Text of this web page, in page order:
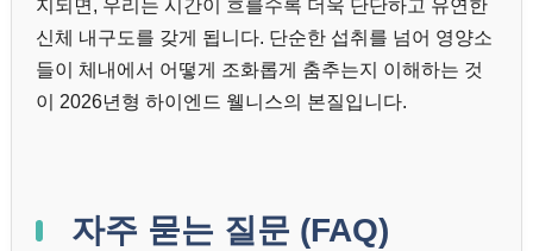
지되면, 우리는 시간이 흐를수록 더욱 단단하고 유연한
신체 내구도를 갖게 됩니다. 단순한 섭취를 넘어 영양소
들이 체내에서 어떻게 조화롭게 춤추는지 이해하는 것
이 2026년형 하이엔드 웰니스의 본질입니다.
자주 묻는 질문 (FAQ)